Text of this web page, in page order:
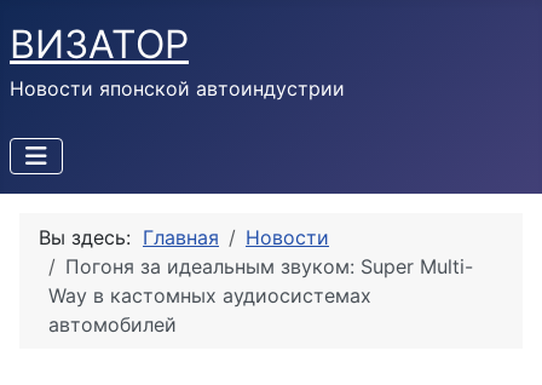
ВИЗАТОР
Новости японской автоиндустрии
Вы здесь: Главная
Новости
Погоня за идеальным звуком: Super Multi-
Way в кастомных аудиосистемах
автомобилей